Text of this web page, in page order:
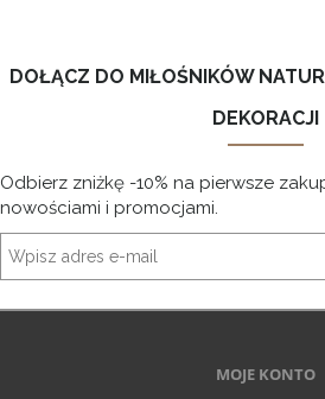
DOŁĄCZ DO MIŁOŚNIKÓW
DEKORACJI
Odbierz zniżkę -10% na pierwsze
nowościami i promocjami.
MOJE KONTO